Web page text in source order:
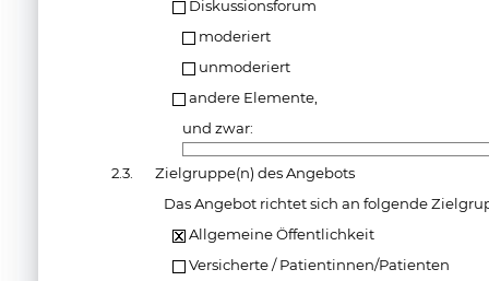
Diskussionsforum
moderiert
unmoderiert
andere Elemente,
und zwar:
2.3.
Zielgruppe(n) des Angebots
Das Angebot richtet sich an folgende
Allgemeine Öffentlichkeit
Versicherte / Patientinnen/Patienten